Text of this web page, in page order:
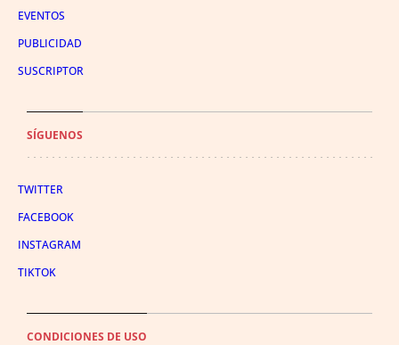
EVENTOS
PUBLICIDAD
SUSCRIPTOR
SÍGUENOS
TWITTER
FACEBOOK
INSTAGRAM
TIKTOK
CONDICIONES DE USO